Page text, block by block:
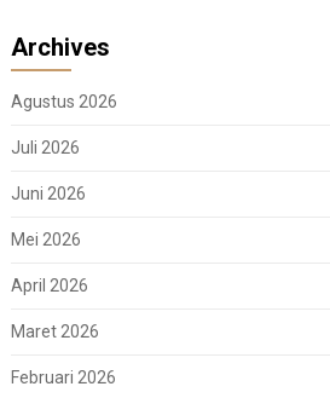
Archives
Agustus 2026
Juli 2026
Juni 2026
Mei 2026
April 2026
Maret 2026
Februari 2026